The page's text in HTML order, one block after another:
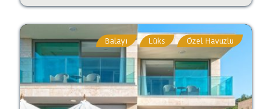
Balayı Lüks Özel Havuzlu